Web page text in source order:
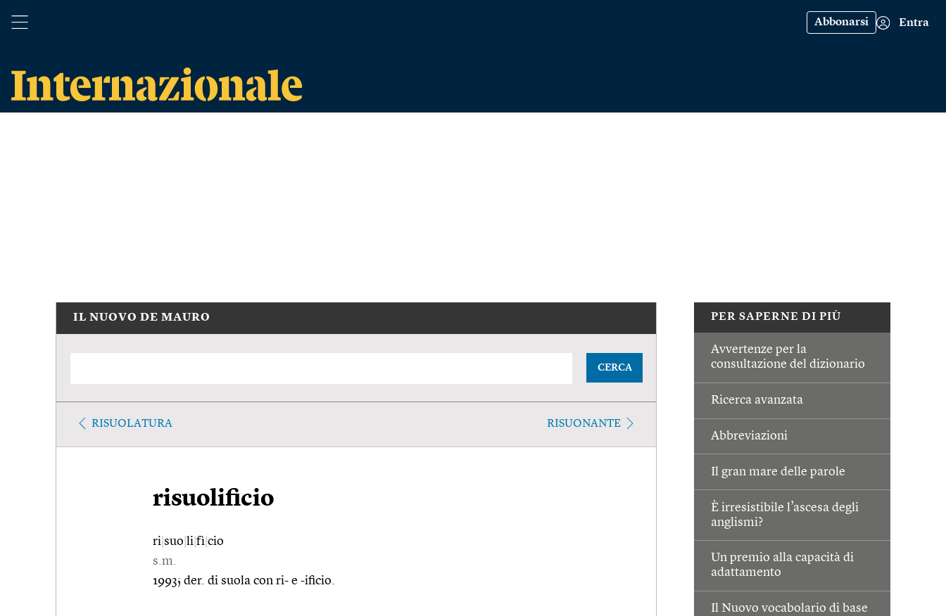
Abbonarsi Entra
PER SAPERNE DI PIÙ
Avvertenze per la
consultazione del dizionario
Ricerca avanzata
Abbreviazioni
Il gran mare delle parole
È irresistibile l’ascesa degli
anglismi?
Un premio alla capacità di
adattamento
Il Nuovo vocabolario di base
IL NUOVO DE MAURO
CERCA
RISUOLATURA RISUONANTE
risuolificio
ri suo li fì cio
s.m.
1993; der. di suola con ri- e -ificio.